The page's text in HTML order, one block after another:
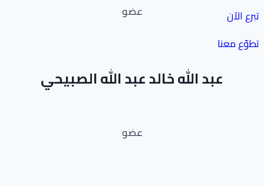
تبرع الآن
تطوّع معنا
عضو
عبد الله خالد عبد الله الصبيحي
عضو